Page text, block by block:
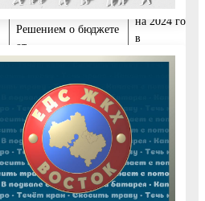
год в соответствии с
Решением о бюджете
от
11.12.2023
изменениями от
29.01.2024 №
900/121), тыс.руб.
назначения
на 2024 год
в
соответствии
01.04.2024,
тыс.руб.
2 3